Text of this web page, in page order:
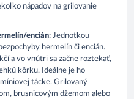
nápadov na grilovanie
encián: Jednotkou
hermelín či encián.
a vo vnútri sa začne roztekať,
kôrku. Ideálne je ho
tácke. Grilovaný
brusnicovým džemom alebo